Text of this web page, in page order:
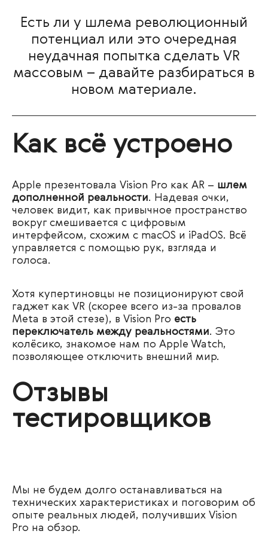
Есть ли у шлема революционный
потенциал или это очередная
неудачная попытка сделать VR
массовым – давайте разбираться в
новом материале.
Как всё устроено
Apple презентовала Vision Pro как AR – шлем
дополненной реальности. Надевая очки,
человек видит, как привычное пространство
вокруг смешивается с цифровым
интерфейсом, схожим с macOS и iPadOS. Всё
управляется с помощью рук, взгляда и
голоса.
Хотя купертиновцы не позиционируют свой
гаджет как VR (скорее всего из-за провалов
Meta в этой стезе), в Vision Pro есть
переключатель между реальностями. Это
колёсико, знакомое нам по Apple Watch,
позволяющее отключить внешний мир.
Отзывы
тестировщиков
Мы не будем долго останавливаться на
технических характеристиках и поговорим об
опыте реальных людей, получивших Vision
Pro на обзор.